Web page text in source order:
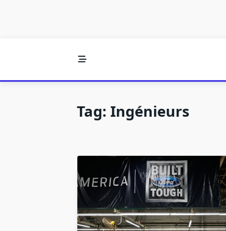
Tag: Ingénieurs